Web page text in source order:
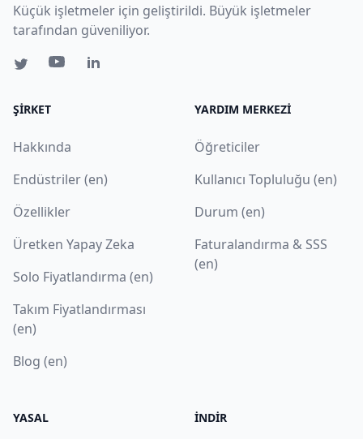
Küçük işletmeler için geliştirildi. Büyük işletmeler
tarafından güveniliyor.
ŞIRKET
Hakkında
Endüstriler (en)
Özellikler
Üretken Yapay Zeka
Solo Fiyatlandırma (en)
Takım Fiyatlandırması
(en)
Blog (en)
YARDIM MERKEZI
Öğreticiler
Kullanıcı Topluluğu (en)
Durum (en)
Faturalandırma & SSS
(en)
YASAL İNDIR